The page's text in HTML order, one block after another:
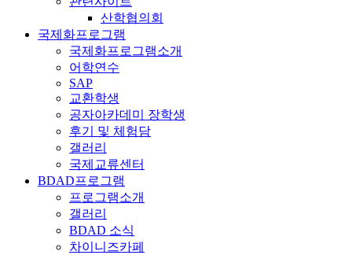
산학협의회
국제화프로그램
국제화프로그램소개
어학연수
SAP
교환학생
공자아카데미 장학생
후기 및 체험담
갤러리
국제교류센터
BDAD프로그램
프로그램소개
갤러리
BDAD 소식
차이니즈카페